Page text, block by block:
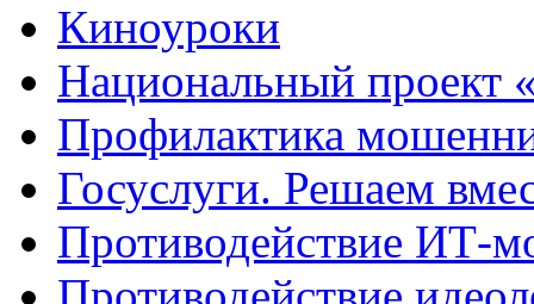
Киноуроки
Национальный проект
Профилактика
Госуслуги. Решаем
Противодействие ИТ-